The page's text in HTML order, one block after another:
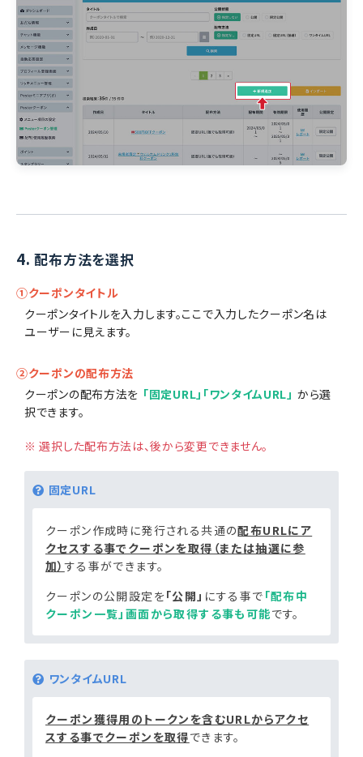
4. 配布方法を選択
①クーポンタイトル
クーポンタイトルを入力します。ここで入力したクーポン名は
ユーザーに見えます。
②クーポンの配布方法
クーポンの配布方法を 「固定URL」「ワンタイムURL」 から選
択できます。
※ 選択した配布方法は、後から変更できません。
固定URL
クーポン作成時に発行される共通の配布URLにア
クセスする事でクーポンを取得（または抽選に参
加）する事ができます。
クーポンの公開設定を「公開」 にする事で 「配布中
クーポン一覧」画面から取得する事も可能です。
ワンタイムURL
クーポン獲得用のトークンを含むURLからアクセ
スする事でクーポンを取得できます。